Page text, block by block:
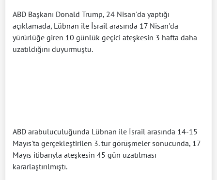
ABD Başkanı Donald Trump, 24 Nisan'da yaptığı
açıklamada, Lübnan ile İsrail arasında 17 Nisan'da
yürürlüğe giren 10 günlük geçici ateşkesin 3 hafta daha
uzatıldığını duyurmuştu.
ABD arabuluculuğunda Lübnan ile İsrail arasında 14-15
Mayıs'ta gerçekleştirilen 3. tur görüşmeler sonucunda, 17
Mayıs itibarıyla ateşkesin 45 gün uzatılması
kararlaştırılmıştı.